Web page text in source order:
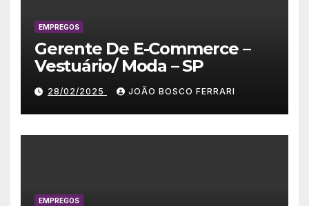
EMPREGOS
Gerente De E-Commerce –
Vestuário/ Moda – SP
28/02/2025 JOÃO BOSCO FERRARI
EMPREGOS